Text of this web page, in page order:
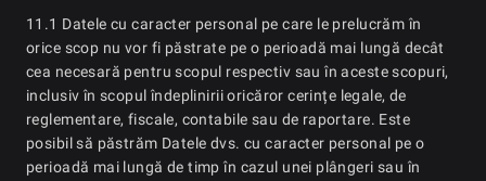
11.1 Datele cu caracter personal pe care le prelucrăm în
orice scop nu vor fi păstrate pe o perioadă mai lungă decât
cea necesară pentru scopul respectiv sau în aceste scopuri,
inclusiv în scopul îndeplinirii oricăror cerințe legale, de
reglementare, fiscale, contabile sau de raportare. Este
posibil să păstrăm Datele dvs. cu caracter personal pe o
perioadă mai lungă de timp în cazul unei plângeri sau în